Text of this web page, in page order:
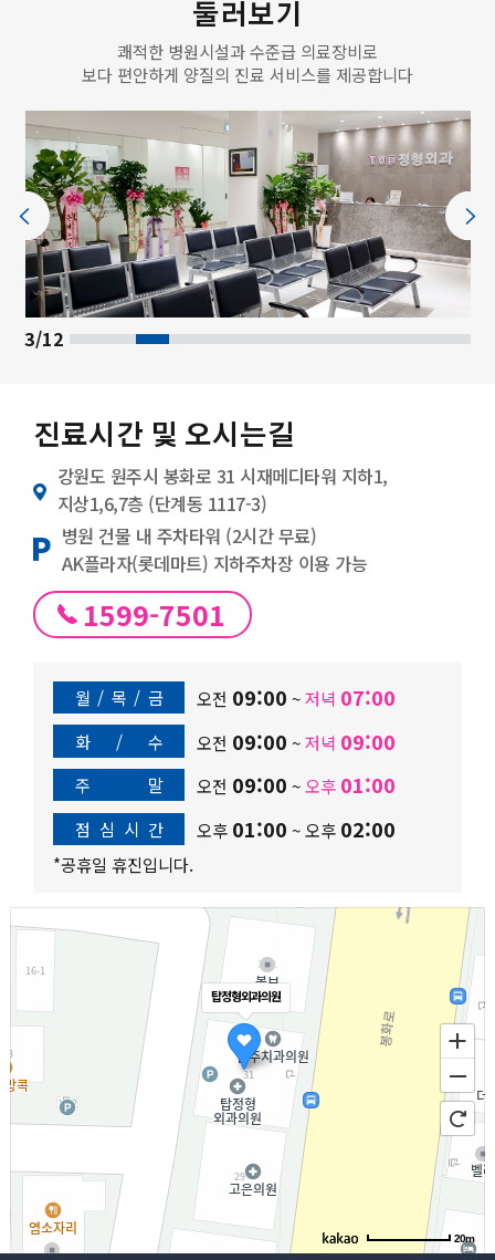
둘러보기
쾌적한 병원시설과 수준급 의료장비로
보다 편안하게 양질의 진료 서비스를 제공합니다
3/12
진료시간 및 오시는길
강원도 원주시 봉화로 31 시재메디타워 지하1,
지상1,6,7층 (단계동 1117-3)
병원 건물 내 주차타워 (2시간 무료)
AK플라자(롯데마트) 지하주차장 이용 가능
1599-7501
월 / 목 / 금 오전 09:00 ~저녁 07:00
화 / 수 오전 09:00 ~저녁 09:00
주 말 오전 09:00 ~오후 01:00
점 심 시 간 오후 01:00 ~오후 02:00
*공휴일 휴진입니다.
탑정형외과의원
20m